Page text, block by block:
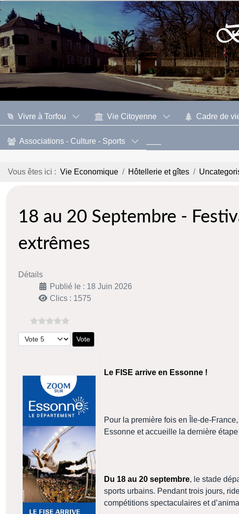
Vivre à Torfou Vie Citoyenne Cadre de
Associations - Culture - Sports
Vous êtes ici : Vie Economique Hôtellerie et gîtes
18 au 20 Septembre -
extrêmes
Détails
Publié le : 18 Juin 2026
Clics : 1575
Veuillez voter
Le FISE arrive en Essonne !
Pour la première fois en Île-de-
Essonne et accueille la dernière
Du 18 au 20 septembre, le stade
sports urbains. Pendant trois jours,
compétitions spectaculaires et